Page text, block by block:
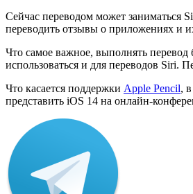
Сейчас переводом может заниматься
переводить отзывы о приложениях и
Что самое важное, выполнять перевод
использоваться и для переводов Siri.
Что касается поддержки Apple Pencil,
представить iOS 14 на онлайн-